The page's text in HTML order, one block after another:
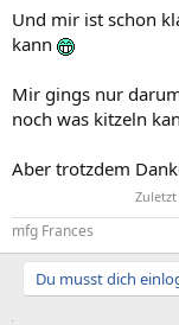
Und mir ist schon
kann
Mir gings nur
noch was kitzeln
Aber trotzdem
mfg Frances
Du musst dich